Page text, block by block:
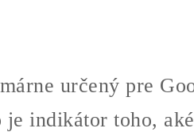
určený pre
je indikátor toho,